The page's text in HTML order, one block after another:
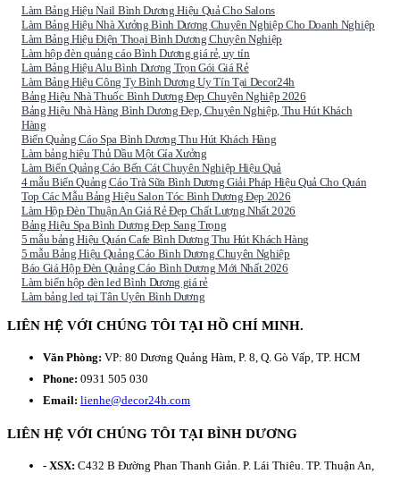
Làm Bảng Hiệu Nail Bình Dương Hiệu Quả Cho Salons
Làm Bảng Hiệu Nhà Xưởng Bình Dương Chuyên Nghiệp Cho Doanh Nghiệp
Làm Bảng Hiệu Điện Thoại Bình Dương Chuyên Nghiệp
Làm hộp đèn quảng cáo Bình Dương giá rẻ, uy tín
Làm Bảng Hiệu Alu Bình Dương Trọn Gói Giá Rẻ
Làm Bảng Hiệu Công Ty Bình Dương Uy Tín Tại Decor24h
Bảng Hiệu Nhà Thuốc Bình Dương Đẹp Chuyên Nghiệp 2026
Bảng Hiệu Nhà Hàng Bình Dương Đẹp, Chuyên Nghiệp, Thu Hút Khách
Hàng
Biển Quảng Cáo Spa Bình Dương Thu Hút Khách Hàng
Làm bảng hiệu Thủ Dầu Một Gía Xưởng
Làm Biển Quảng Cáo Bến Cát Chuyên Nghiệp Hiệu Quả
4 mẫu Biển Quảng Cáo Trà Sữa Bình Dương Giải Pháp Hiệu Quả Cho Quán
Top Các Mẫu Bảng Hiệu Salon Tóc Bình Dương Đẹp 2026
Làm Hộp Đèn Thuận An Giá Rẻ Đẹp Chất Lượng Nhất 2026
Bảng Hiệu Spa Bình Dương Đẹp Sang Trọng
5 mẫu bảng Hiệu Quán Cafe Bình Dương Thu Hút Khách Hàng
5 mẫu Bảng Hiệu Quảng Cáo Bình Dương Chuyên Nghiệp
Báo Giá Hộp Đèn Quảng Cáo Bình Dương Mới Nhất 2026
Làm biển hộp đèn led Bình Dương giá rẻ
Làm bảng led tại Tân Uyên Bình Dương
LIÊN HỆ VỚI CHÚNG TÔI TẠI HỒ CHÍ MINH.
Văn Phòng: VP: 80 Dương Quảng Hàm, P. 8, Q. Gò Vấp, TP. HCM
Phone: 0931 505 030
Email: lienhe@decor24h.com
LIÊN HỆ VỚI CHÚNG TÔI TẠI BÌNH DƯƠNG
- XSX: C432 B Đường Phan Thanh Giản. P. Lái Thiêu. TP. Thuận An,